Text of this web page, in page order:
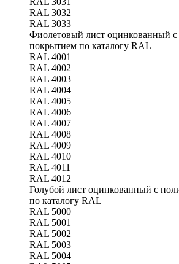
RAL 3032
RAL 3033
Фиолетовый лист оцинкованный
покрытием по каталогу RAL
RAL 4001
RAL 4002
RAL 4003
RAL 4004
RAL 4005
RAL 4006
RAL 4007
RAL 4008
RAL 4009
RAL 4010
RAL 4011
RAL 4012
Голубой лист оцинкованный с
по каталогу RAL
RAL 5000
RAL 5001
RAL 5002
RAL 5003
RAL 5004